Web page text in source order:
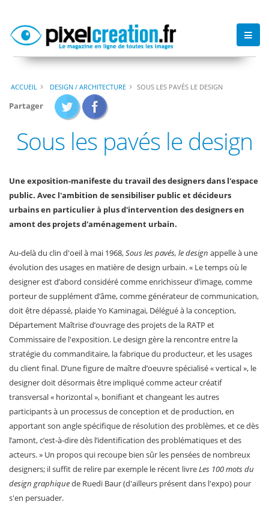
ACCUEIL DESIGN / ARCHITECTURE SOUS LES PAVÉS LE DESIGN
Partager
Sous les pavés le design
Une exposition-manifeste du travail des designers dans l'espace
public. Avec l'ambition de sensibiliser public et décideurs
urbains en particulier à plus d'intervention des designers en
amont des projets d'aménagement urbain.
Au-delà du clin d'oeil à mai 1968,Sous les pavés, le design appelle à une
évolution des usages en matière de design urbain. « Le temps où le
designer est d’abord considéré comme enrichisseur d’image, comme
porteur de supplément d’âme, comme générateur de communication,
doit être dépassé, plaide Yo Kaminagai, Délégué à la conception,
Département Maîtrise d’ouvrage des projets de la RATP et
Commissaire de l'exposition. Le design gère la rencontre entre la
stratégie du commanditaire, la fabrique du producteur, et les usages
du client final. D’une figure de maître d’oeuvre spécialisé « vertical », le
designer doit désormais être impliqué comme acteur créatif
transversal « horizontal », bonifiant et changeant les autres
participants à un processus de conception et de production, en
apportant son angle spécifique de résolution des problèmes, et ce dès
l’amont, c’est-à-dire dès l’identification des problématiques et des
acteurs. » Un propos qui recoupe bien sûr les pensées de nombreux
designers; il suffit de relire par exemple le récent livreLes 100 mots du
design graphiquede Ruedi Baur (d'ailleurs présent dans l'expo) pour
s'en persuader.